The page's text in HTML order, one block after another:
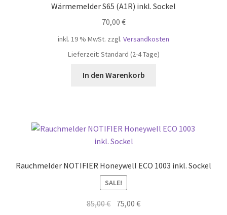
Wärmemelder S65 (A1R) inkl. Sockel
70,00 €
inkl. 19 % MwSt. zzgl. Versandkosten
Lieferzeit: Standard (2-4 Tage)
In den Warenkorb
Rauchmelder NOTIFIER Honeywell ECO 1003 inkl. Sockel
SALE!
85,00€ Ursprünglicher
75,00€Aktueller